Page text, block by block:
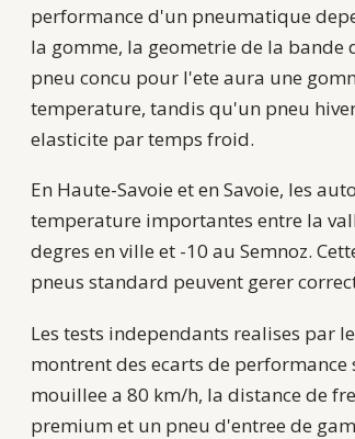
performance d'un pneumatique
la gomme, la geometrie de la
pneu concu pour l'ete aura une
temperature, tandis qu'un pneu
elasticite par temps froid.
En Haute-Savoie et en Savoie, les
temperature importantes entre la
degres en ville et -10 au Semnoz.
pneus standard peuvent gerer
Les tests independants realises par
montrent des ecarts de performance
mouillee a 80 km/h, la distance de
premium et un pneu d'entree de